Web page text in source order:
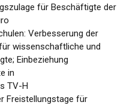
für Beschäftigte der
Verbesserung der
wissenschaftliche und
Einbeziehung
in
TV-H
Freistellungstage für